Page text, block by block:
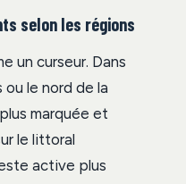
selon les régions
un curseur. Dans
le nord de la
marquée et
le littoral
active plus